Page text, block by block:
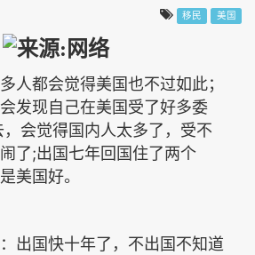
移民 美国
人都会觉得美国也不过如此；
发现自己在美国受了好多委
会觉得国内人太多了，受不
了;出国七年回国住了两个
美国好。
国快十年了，不出国不知道